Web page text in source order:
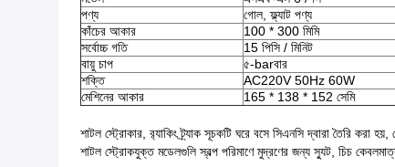
পণ্য
গোল, ফ্ল্যাট পণ্য
কাঁচের আকার
100 * 300 মিমি
সর্বোচ্চ গতি
15 পিসি / মিনিট
বায়ু চাপ
৫-barবার
শক্তি
AC220V 50Hz 60W
মেশিনের আকার
165 * 138 * 152 সেমি
শাটল স্ট্রোকার, র‌্যাকিং ট্র্যাক সূচকটি ঘরে বসে সিএনসি দ্বারা তৈরি করা
শাটল স্ট্রোকযুক্ত মডেলগুলি স্বল্প পরিমাণে মুদ্রণের জন্য স্যুট, চিচ